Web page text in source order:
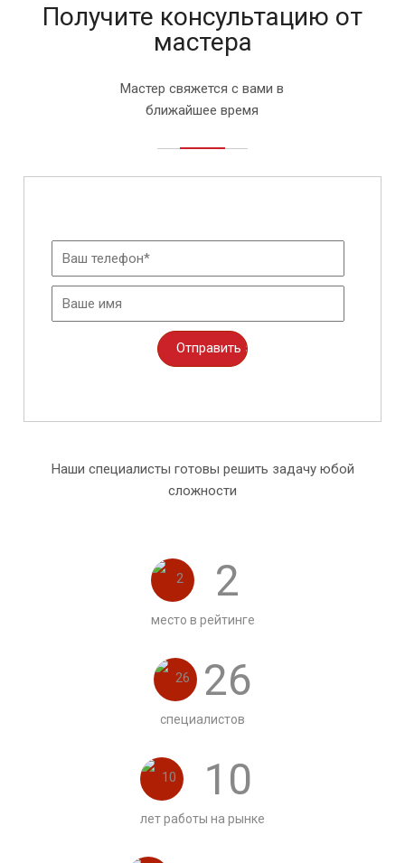
Получите консультацию от
мастера
Мастер свяжется с вами в
ближайшее время
Наши специалисты готовы решить задачу юбой
сложности
2
место в рейтинге
26
специалистов
10
лет работы на рынке